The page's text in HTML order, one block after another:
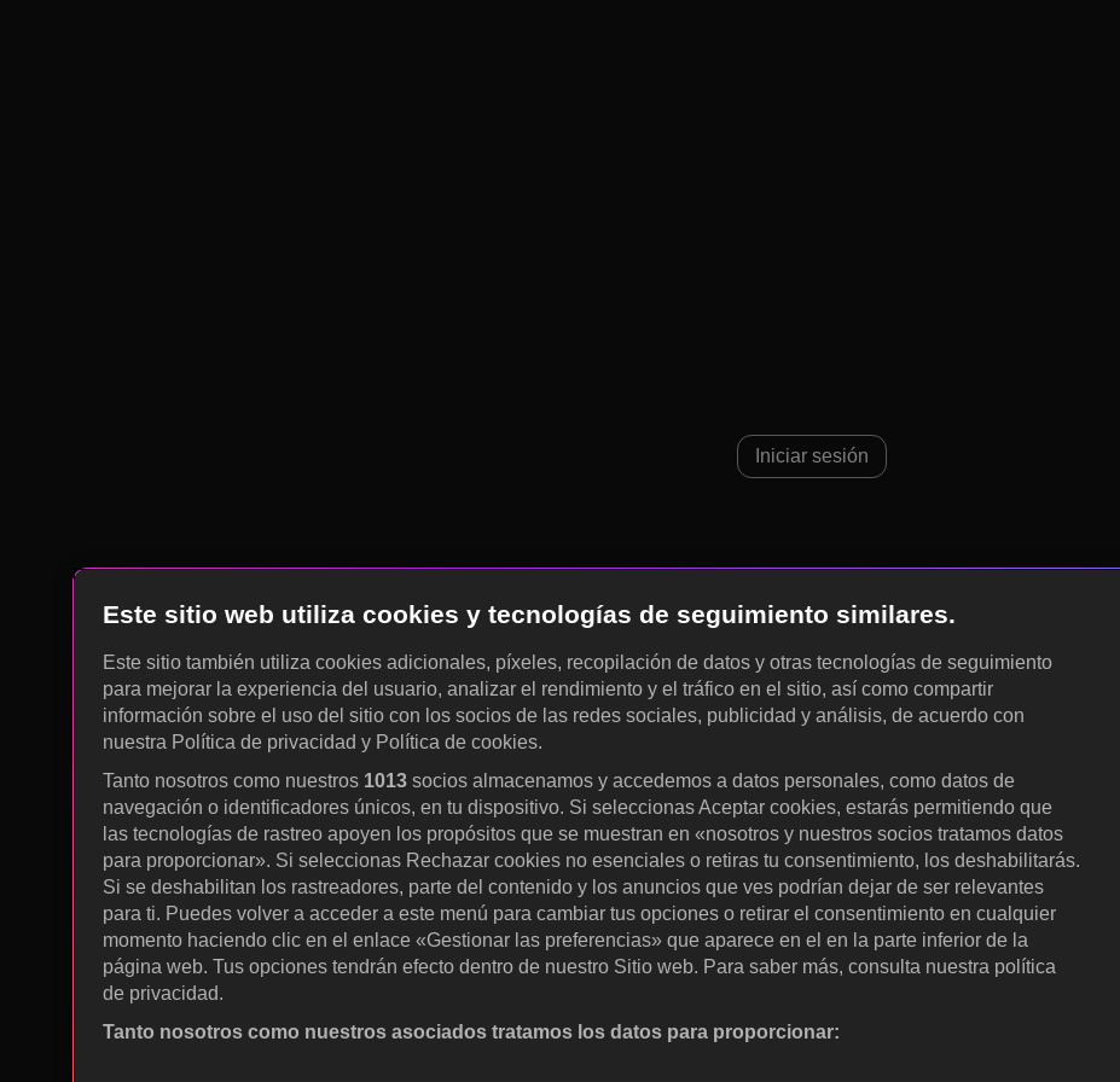
Iniciar sesión
Este sitio web utiliza cookies y tecnologías de seguimiento similares.
Este sitio también utiliza cookies adicionales, píxeles, recopilación de datos y otras tecnologías de seguimiento
para mejorar la experiencia del usuario, analizar el rendimiento y el tráfico en el sitio, así como compartir
información sobre el uso del sitio con los socios de las redes sociales, publicidad y análisis, de acuerdo con
nuestra Política de privacidad y Política de cookies.
Tanto nosotros como nuestros 1013 socios almacenamos y accedemos a datos personales, como datos de
navegación o identificadores únicos, en tu dispositivo. Si seleccionas Aceptar cookies, estarás permitiendo que
las tecnologías de rastreo apoyen los propósitos que se muestran en «nosotros y nuestros socios tratamos datos
para proporcionar». Si seleccionas Rechazar cookies no esenciales o retiras tu consentimiento, los deshabilitarás.
Si se deshabilitan los rastreadores, parte del contenido y los anuncios que ves podrían dejar de ser relevantes
para ti. Puedes volver a acceder a este menú para cambiar tus opciones o retirar el consentimiento en cualquier
momento haciendo clic en el enlace «Gestionar las preferencias» que aparece en el en la parte inferior de la
página web. Tus opciones tendrán efecto dentro de nuestro Sitio web. Para saber más, consulta nuestra política
de privacidad.
Tanto nosotros como nuestros asociados tratamos los datos para proporcionar: